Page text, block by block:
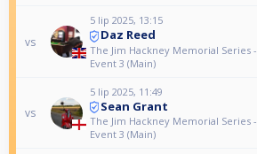
vs
5 lip 2025, 13:15
Daz Reed
The Jim Hackney Memorial Series -
Event 3 (Main)
vs
5 lip 2025, 11:49
Sean Grant
The Jim Hackney Memorial Series -
Event 3 (Main)